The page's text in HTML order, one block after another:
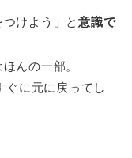
けよう」と意識で
んの一部。
ぐに元に戻ってし